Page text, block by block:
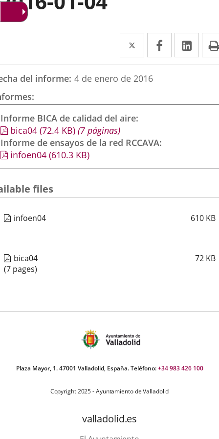
Twitter
Enlace
a
una
externa.
Facebook
Enlace
a
externa.
a
del informe 4 de enero de 2016
Informe BICA de calidad del aire
bica04 (72.4 KB) (7 páginas)
Informe de ensayos de la red RCCAVA
infoen04 (610.3 KB)
files
infoen04 610 KB
bica04 72 KB
(7 pages)
Plaza Mayor, 1. 47001 Valladolid, España. Teléfono:+34 983 426 100
Copyright 2025 - Ayuntamiento de Valladolid
valladolid.es